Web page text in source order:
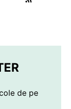
de pe